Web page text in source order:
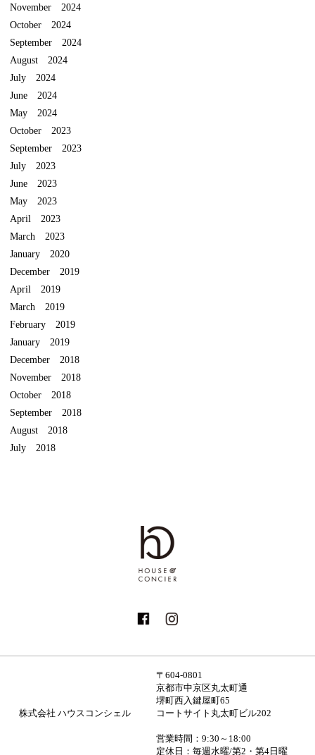
November 2024
October 2024
September 2024
August 2024
July 2024
June 2024
May 2024
October 2023
September 2023
July 2023
June 2023
May 2023
April 2023
March 2023
January 2020
December 2019
April 2019
March 2019
February 2019
January 2019
December 2018
November 2018
October 2018
September 2018
August 2018
July 2018
株式会社 ハウスコンシェル
〒604-0801
京都市中京区丸太町通
堺町西入鍵屋町65
コートサイト丸太町ビル202
営業時間：9:30～18:00
定休日：毎週水曜/第2・第4日曜